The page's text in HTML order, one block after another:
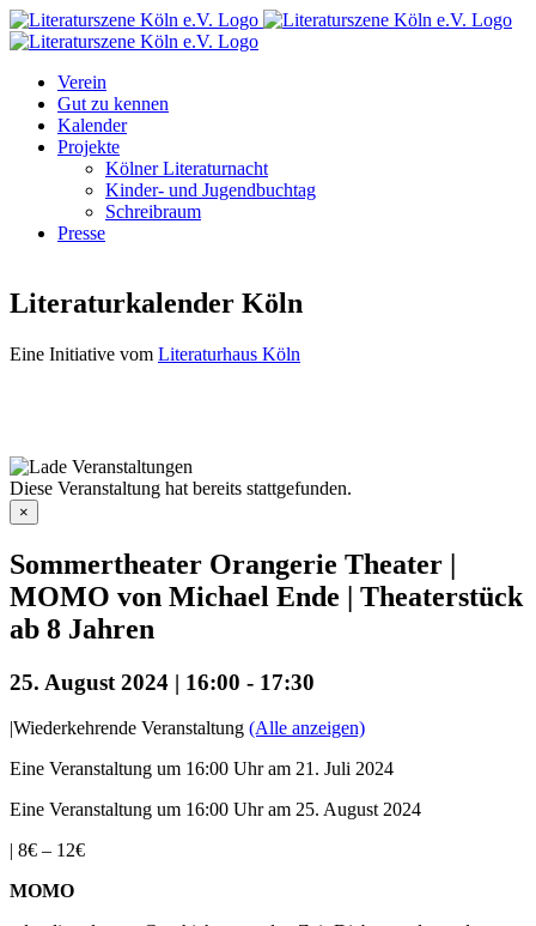
Zum
Inhalt
Facebook
Instagram
E-
Mail
Verein
Gut zu kennen
Kalender
Projekte
Kölner Literaturnacht
Kinder- und Jugendbuchtag
Schreibraum
Presse
Literaturkalender Köln
Eine Initiative vom Literaturhaus Köln
Diese Veranstaltung hat bereits stattgefunden.
×
Sommertheater Orangerie Theater |
MOMO von Michael Ende | Theaterstück
ab 8 Jahren
25. August 2024 | 16:00 - 17:30
|Wiederkehrende Veranstaltung (Alle anzeigen)
Eine Veranstaltung um 16:00 Uhr am 21. Juli 2024
Eine Veranstaltung um 16:00 Uhr am 25. August 2024
| 8€ – 12€
MOMO